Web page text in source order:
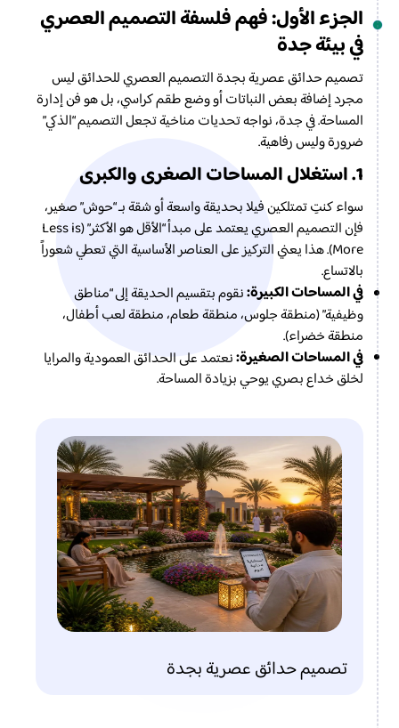
الجزء الأول: فهم فلسفة التصميم العصري
في بيئة جدة
تصميم حدائق عصرية بجدة التصميم العصري للحدائق ليس
مجرد إضافة بعض النباتات أو وضع طقم كراسي، بل هو فن إدارة
المساحة. في جدة، نواجه تحديات مناخية تجعل التصميم “الذكي”
ضرورة وليس رفاهية.
1. استغلال المساحات الصغرى والكبرى
سواء كنتِ تمتلكين فيلا بحديقة واسعة أو شقة بـ “حوش” صغير،
فإن التصميم العصري يعتمد على مبدأ “الأقل هو الأكثر” (Less is
More). هذا يعني التركيز على العناصر الأساسية التي تعطي شعوراً
بالاتساع.
في المساحات الكبيرة:نقوم بتقسيم الحديقة إلى “مناطق
وظيفية” (منطقة جلوس، منطقة طعام، منطقة لعب أطفال،
منطقة خضراء).
في المساحات الصغيرة:نعتمد على الحدائق العمودية والمرايا
لخلق خداع بصري يوحي بزيادة المساحة.
تصميم حدائق عصرية بجدة